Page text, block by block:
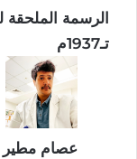
تـ1937م
عصام مطير